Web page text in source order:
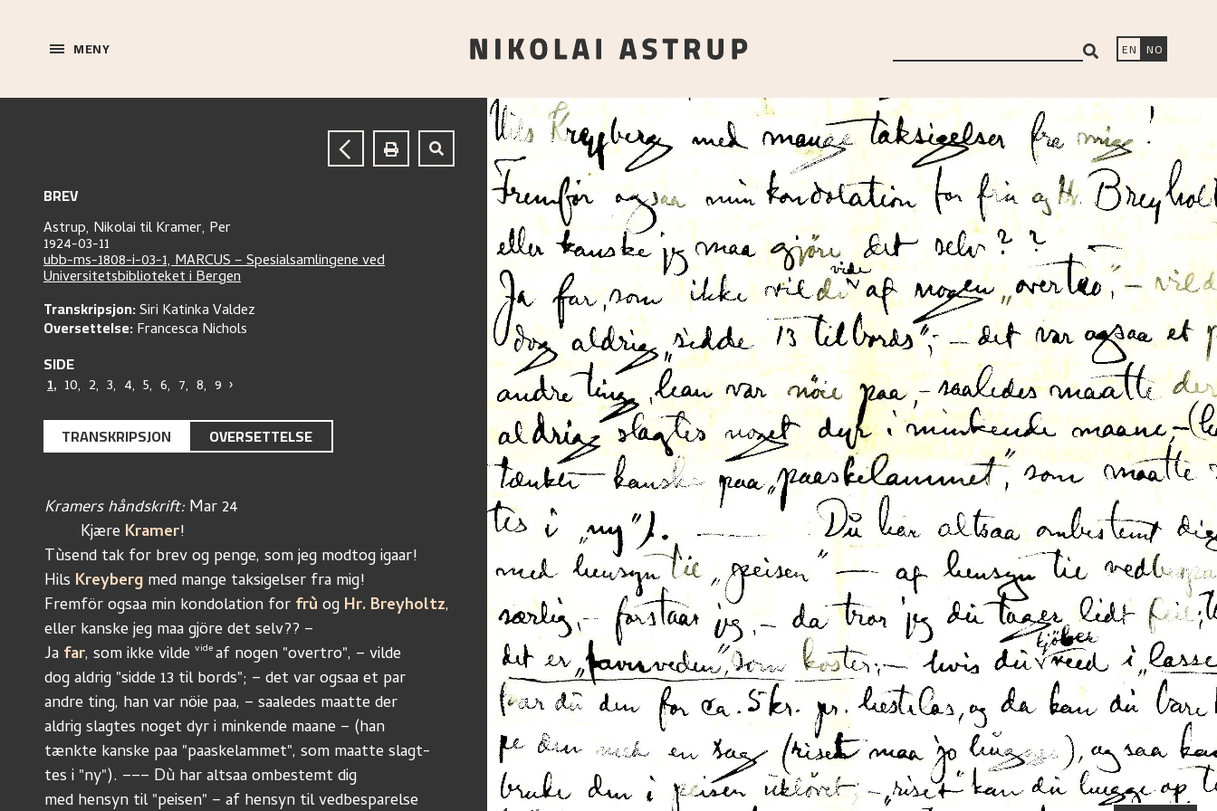
MENY EN NO
BREV
Astrup, Nikolai tilKramer, Per
1924-03-11
ubb-ms-1808-i-03-1, MARCUS – Spesialsamlingene ved
Universitetsbiblioteket i Bergen
Transkripsjon:Siri Katinka Valdez
Oversettelse:Francesca Nichols
SIDE
1, 10, 2, 3, 4, 5, 6, 7, 8, 9 ›
TRANSKRIPSJON OVERSETTELSE
Kramers håndskrift:
	Kjære
Kramer!
Tùsend tak for brev og penge, som jeg modtog igaar!
Hils Kreyberg med mange taksigelser fra mig!
Fremför ogsaa min kondolation for frù og Hr. Breyholtz,
eller kanske jeg maa gjöre det selv?? –
Ja far, som ikke vilde vide af nogen "overtro", – vilde
dog aldrig "sidde 13 til bords"; – det var ogsaa et par
andre ting, han var nöie paa, – saaledes maatte der
aldrig slagtes noget dyr i minkende maane – (han
tænkte kanske paa "paaskelammet", som maatte slagt-
tes i "ny"). ––– Dù har altsaa ombestemt dig
med hensyn til "peisen" – af hensyn til vedbesparelse